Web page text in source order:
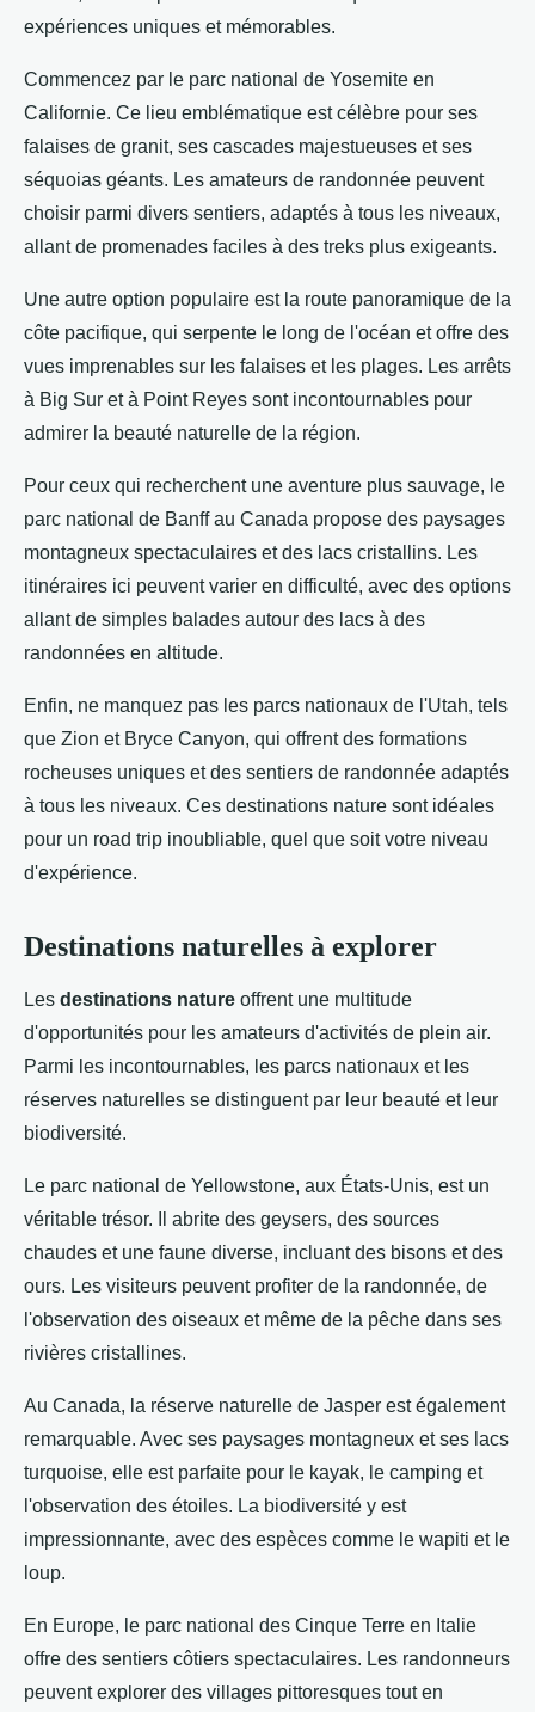
expériences uniques et mémorables.
Commencez par le parc national de Yosemite en
Californie. Ce lieu emblématique est célèbre pour ses
falaises de granit, ses cascades majestueuses et ses
séquoias géants. Les amateurs de randonnée peuvent
choisir parmi divers sentiers, adaptés à tous les niveaux,
allant de promenades faciles à des treks plus exigeants.
Une autre option populaire est la route panoramique de la
côte pacifique, qui serpente le long de l'océan et offre des
vues imprenables sur les falaises et les plages. Les arrêts
à Big Sur et à Point Reyes sont incontournables pour
admirer la beauté naturelle de la région.
Pour ceux qui recherchent une aventure plus sauvage, le
parc national de Banff au Canada propose des paysages
montagneux spectaculaires et des lacs cristallins. Les
itinéraires ici peuvent varier en difficulté, avec des options
allant de simples balades autour des lacs à des
randonnées en altitude.
Enfin, ne manquez pas les parcs nationaux de l'Utah, tels
que Zion et Bryce Canyon, qui offrent des formations
rocheuses uniques et des sentiers de randonnée adaptés
à tous les niveaux. Ces destinations nature sont idéales
pour un road trip inoubliable, quel que soit votre niveau
d'expérience.
Destinations naturelles à explorer
Les destinations nature offrent une multitude
d'opportunités pour les amateurs d'activités de plein air.
Parmi les incontournables, les parcs nationaux et les
réserves naturelles se distinguent par leur beauté et leur
biodiversité.
Le parc national de Yellowstone, aux États-Unis, est un
véritable trésor. Il abrite des geysers, des sources
chaudes et une faune diverse, incluant des bisons et des
ours. Les visiteurs peuvent profiter de la randonnée, de
l'observation des oiseaux et même de la pêche dans ses
rivières cristallines.
Au Canada, la réserve naturelle de Jasper est également
remarquable. Avec ses paysages montagneux et ses lacs
turquoise, elle est parfaite pour le kayak, le camping et
l'observation des étoiles. La biodiversité y est
impressionnante, avec des espèces comme le wapiti et le
loup.
En Europe, le parc national des Cinque Terre en Italie
offre des sentiers côtiers spectaculaires. Les randonneurs
peuvent explorer des villages pittoresques tout en